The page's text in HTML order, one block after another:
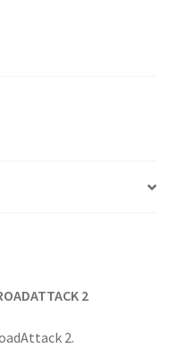
2
2.